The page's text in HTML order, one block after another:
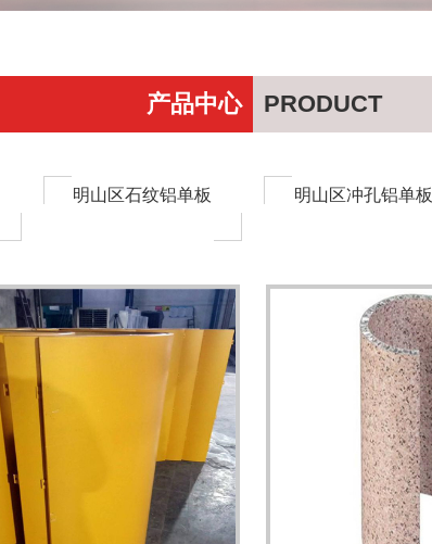
产品中心 PRODUCT
明山区石纹铝单板 明山区冲孔铝单板